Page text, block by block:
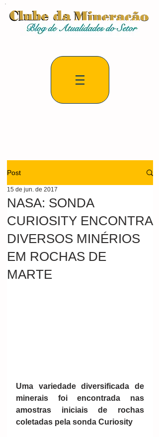
Post
NASA: SONDA
CURIOSITY ENCONTRA
DIVERSOS MINÉRIOS
EM ROCHAS DE
MARTE
15 de jun. de 2017
Uma variedade diversificada de
minerais foi encontrada nas
amostras iniciais de rochas
coletadas pela sonda Curiosity